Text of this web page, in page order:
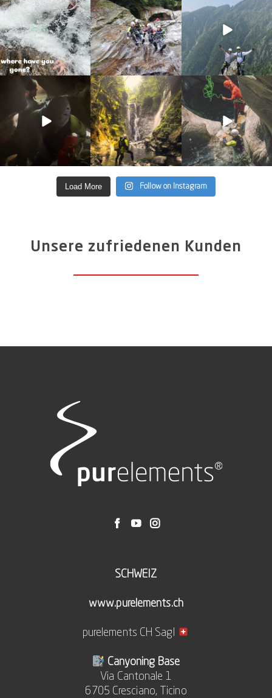
Juli 31
13 0
Juli 22
22 0
Juni 10
19
discover_purelements
Juni 4
33 0
discover_purelements
Juni 2
35 2
discover_purelements
Mai 13
0
Load More Follow on Instagram
Unsere zufriedenen Kunden
SCHWEIZ
www.purelements.ch
purelements CH Sagl
Canyoning Base
Via Cantonale 1
6705 Cresciano, Ticino